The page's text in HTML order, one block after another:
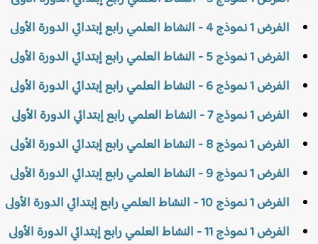
الفرض 1 نموذج 4 - النشاط العلمي رابع إبتدائي الدورة الأولى
الفرض 1 نموذج 5 - النشاط العلمي رابع إبتدائي الدورة الأولى
الفرض 1 نموذج 6 - النشاط العلمي رابع إبتدائي الدورة الأولى
الفرض 1 نموذج 7 - النشاط العلمي رابع إبتدائي الدورة الأولى
الفرض 1 نموذج 8 - النشاط العلمي رابع إبتدائي الدورة الأولى
الفرض 1 نموذج 9 - النشاط العلمي رابع إبتدائي الدورة الأولى
الفرض 1 نموذج 10 - النشاط العلمي رابع إبتدائي الدورة الأولى
الفرض 1 نموذج 11 - النشاط العلمي رابع إبتدائي الدورة الأولى